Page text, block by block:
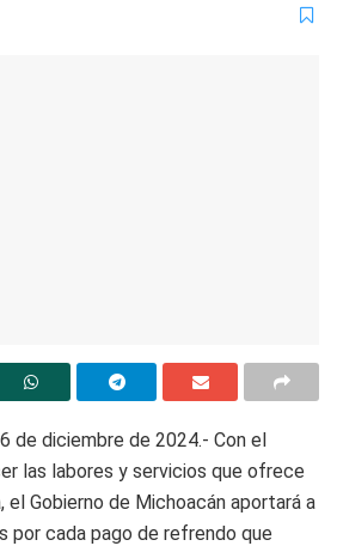
de diciembre de 2024.- Con el
las labores y servicios que ofrece
el Gobierno de Michoacán aportará a
por cada pago de refrendo que